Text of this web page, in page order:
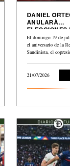
DANIEL
ANULARÀ
ELECCIONES
NICARAGUA
El domingo 19 de
el aniversario de la
Sandinista, el
21/07/2026